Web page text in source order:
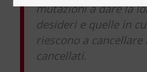
mutazioni a dare la
desideri e quelle in
riescono a
cancellati.